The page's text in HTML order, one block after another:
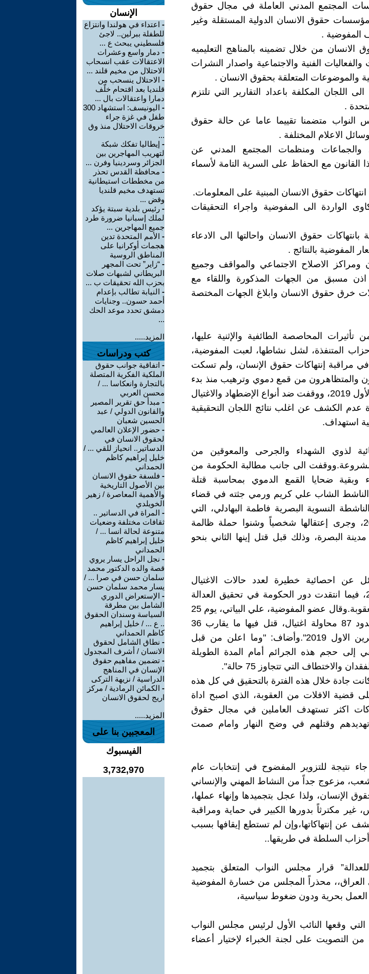
المجتمع المدني العاملة في مجال حقوق
حقوق الانسان الدولية المستقلة وغير
المفوضية .
من خلال تضمينه بالمناهج التعليميه
الفنية والاجتماعية واصدار النشرات
والموضوعات المتعلقة بحقوق الانسان .
اللجان المكلفة باعداد التقارير التي تلتزم
.
النواب متضمنا تقييما عاما عن حالة حقوق
الاعلام المختلفة .
والجماعات ومنظمات المجتمع المدني عن
القانون مع الحفاظ على السرية التامة لأسماء
انتهاكات حقوق الانسان المبنية على المعلومات.
الواردة الى المفوضية واجراء التحقيقات
حقوق الانسان واحالتها الى الادعاء
المفوضية بالنتائج .
الاصلاح الاجتماعي والمواقف وجميع
اذن مسبق من الجهات المذكورة واللقاء مع
خرق حقوق الانسان وابلاغ الجهات المختصة
المحاصصة الطائفية والإثنية عليها،
المتنفذة، لشل نشاطها، لعبت المفوضية،
في مراقبة إنتهاكات حقوق الإنسان، ولم تسكت
والمتظاهرون من قمع دموي وترهيب منذ بدء
الاحتجاجات الشعبية مطلع تشرين الأول 2019، ووقفت ضد أنواع الإضطهاد والاغتيال
عدم الكشف عن اغلب نتائج اللجان التحقيقية
استهداف.
لذوي الشهداء والجرحى والمعوقين من
الى جانب مطالبة الحكومة من
وبقية ضحايا القمع الدموي بمحاسبة قتلة
الناشط الشاب علي كريم ورمي جثته في قضاء
النسوية البصرية فاطمة البهادلي، التي
إستشهد أبنها الكبير في عام 2019، وجرى إعتقالها شخصياً وشنوا حملة ظالمة
البصرة، وذلك قبل قتل إينها الثاني بنحو
عن احصائية خطيرة لعدد حالات الاغتيال
والاختطاف منذ تشرين الاول 2019، فيما انتقدت دور الحكومة في تحقيق العدالة
والقضاء على ظاهرة الافلات من العقوبة.وقال عضو المفوضية، علي البياتي، يوم 25
تموز 2021، ان "ما مثبت لدينا بحدود 87 محاولة اغتيال، قتل فيها ما يقارب 36
متظاهرا وناشطا واعلاميا منذ تشرين الاول 2019".وأضاف: "وما اعلن من قبل
إلى حجم هذه الجرائم أمام المدة الطويلة
والاختطاف التي تتجاوز 75 حالة".
كانت جادة خلال هذه الفترة بالتحقيق في كل هذه
قضية الافلات من العقوبة، الذي اصبح اداة
اكثر تستهدف العاملين في مجال حقوق
تهديدهم وقتلهم في وضح النهار وامام صمت
نتيجة للتزوير المفضوح في إنتخابات عام
للشعب، مزعوج جداً من النشاط المهني والإنساني
الإنسان، ولذا عجل بتجميدها وإنهاء عملها،
مكترثاً بدورها الكبير في حماية ومراقبة
عن إنتهاكاتها،وإن لم تستطع إيقافها بسبب
أحزاب السلطة في طريقها..
قرار مجلس النواب المتعلق بتجميد
العراق،، محذراً المجلس من خسارة المفوضية
العمل بحرية ودون ضغوط سياسية،
وقعها النائب الأول لرئيس مجلس النواب
التصويت على لجنة الخبراء لإختيار أعضاء
الإنسان
- اعتداء في هولندا وانتزاع
للطفلة ببرلين.. لاجئ
فلسطيني يبحث ع ...
- دمار واسع وعشرات
الاعتقالات عقب انسحاب
الاحتلال من مخيم قلند ...
- الاحتلال ينسحب من
قلنديا بعد اقتحام خلّف
دمارا واعتقالات بال ...
-
اليونيسف: استشهاد 300
طفل في غزة جراء
خروقات الاحتلال منذ وق
...
- إيطاليا تفكك شبكة
لتهريب المهاجرين بين
الجزائر وسردينيا وفرن ...
- محافظة القدس تحذر
من مخططات استيطانية
تستهدف مخيم قلنديا
وقض ...
- رئيس بلدية سبتة يؤكد
لملك إسبانيا ضرورة طرد
جميع المهاجرين ...
- الأمم المتحدة تدين
هجمات أوكرانيا على
المناطق الروسية
- “زاير” تحت المجهر
البريطاني لشبهات صلات
بحزب الله تحقيقات ب ...
- النيابة تطالب بإعدام
أحمد حسون.. وجنايات
دمشق تحدد موعد الحك
...
المزيد.....
كتب ودراسات
- اتفاقية جوانب حقوق
الملكية الفكرية المتصلة
بالتجارة وانعكاسا ... /
محسن العربي
- مبدأ حق تقرير المصير
والقانون الدولي / عبد
الحسين شعبان
- حضور الإعلان العالمي
لحقوق الانسان في
الدساتير.. انحياز للقي ... /
خليل إبراهيم كاظم
الحمداني
- فلسفة حقوق الانسان
بين الأصول التاريخية
والأهمية المعاصرة / زهير
الخويلدي
- المراة في الدساتير ..
ثقافات مختلفة وضعيات
متنوعة لحالة انسا ... /
خليل إبراهيم كاظم
الحمداني
- نجل الراحل يسار يروي
قصة والده الدكتور محمد
سلمان حسن في صرا ... /
يسار محمد سلمان حسن
- الإستعراض الدوري
الشامل بين مطرقة
السياسة وسندان الحقوق
.. ع ... / خليل إبراهيم
كاظم الحمداني
- نطاق الشامل لحقوق
الانسان / أشرف المجدول
- تضمين مفاهيم حقوق
الإنسان في المناهج
الدراسية / نزيهة التركى
- الكمائن الرمادية / مركز
اريج لحقوق الانسان
المزيد.....
المعجبين بنا على
الفيسبوك
3,732,970